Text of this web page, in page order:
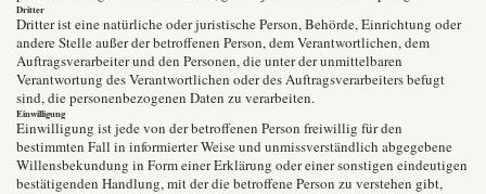
Dritter
Dritter ist eine natürliche oder juristische Person, Behörde, Einrichtung oder
andere Stelle außer der betroffenen Person, dem Verantwortlichen, dem
Auftragsverarbeiter und den Personen, die unter der unmittelbaren
Verantwortung des Verantwortlichen oder des Auftragsverarbeiters befugt
sind, die personenbezogenen Daten zu verarbeiten.
Einwilligung
Einwilligung ist jede von der betroffenen Person freiwillig für den
bestimmten Fall in informierter Weise und unmissverständlich abgegebene
Willensbekundung in Form einer Erklärung oder einer sonstigen eindeutigen
bestätigenden Handlung, mit der die betroffene Person zu verstehen gibt,